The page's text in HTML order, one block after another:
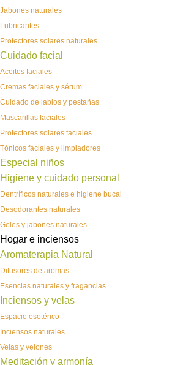
Jabones naturales
Lubricantes
Protectores solares naturales
Cuidado facial
Aceites faciales
Cremas faciales y sérum
Cuidado de labios y pestañas
Mascarillas faciales
Protectores solares faciales
Tónicos faciales y limpiadores
Especial niños
Higiene y cuidado personal
Dentríficos naturales e higiene bucal
Desodorantes naturales
Geles y jabones naturales
Hogar e inciensos
Aromaterapia Natural
Difusores de aromas
Esencias naturales y fragancias
Inciensos y velas
Espacio esotérico
Inciensos naturales
Velas y velones
Meditación y armonía